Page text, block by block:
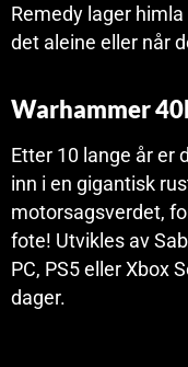
Remedy lager
det aleine eller når
Warhammer
Etter 10 lange år er
inn i en gigantisk
motorsagsverdet,
fote! Utvikles av
PC, PS5 eller Xbox
dager.